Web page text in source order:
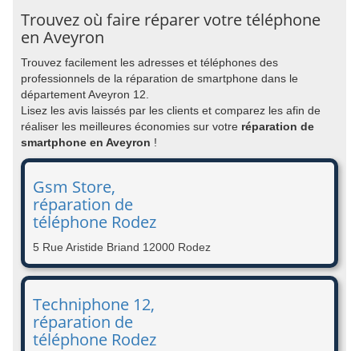
Trouvez où faire réparer votre téléphone
en Aveyron
Trouvez facilement les adresses et téléphones des
professionnels de la réparation de smartphone dans le
département Aveyron 12.
Lisez les avis laissés par les clients et comparez les afin de
réaliser les meilleures économies sur votre réparation de
smartphone en Aveyron !
Gsm Store,
réparation de
téléphone Rodez
5 Rue Aristide Briand 12000 Rodez
Techniphone 12,
réparation de
téléphone Rodez